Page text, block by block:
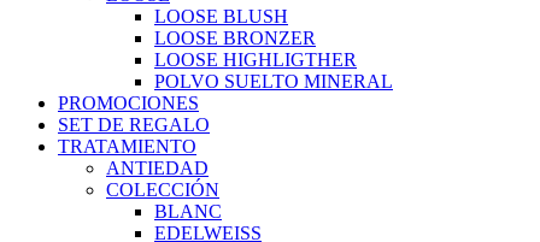
LOOSE BLUSH
LOOSE BRONZER
LOOSE HIGHLIGTHER
POLVO SUELTO MINERAL
PROMOCIONES
SET DE REGALO
TRATAMIENTO
ANTIEDAD
COLECCIÓN
BLANC
EDELWEISS